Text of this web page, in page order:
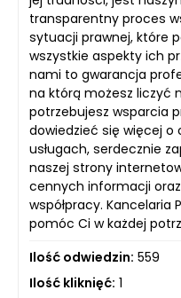
transparentny proces
sytuacji prawnej, które
wszystkie aspekty ich
nami to gwarancja
na którą możesz liczyć
potrzebujesz wsparcia
dowiedzieć się więcej o
usługach, serdecznie
naszej strony
cennych informacji
współpracy.
pomóc Ci w każdej
Ilość odwiedzin: 559
Ilość kliknięć: 1